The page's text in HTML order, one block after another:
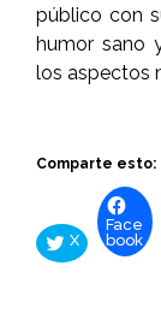
público con
humor sano
los aspectos
Comparte esto:
X
Face
book